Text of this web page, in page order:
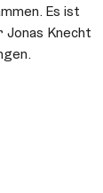
Es ist
Knecht